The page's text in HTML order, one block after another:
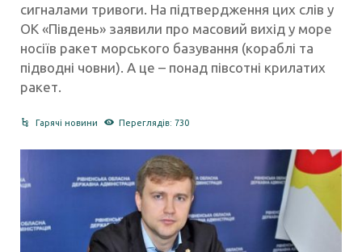
сигналами тривоги. На підтвердження цих слів у
ОК «Південь» заявили про масовий вихід у море
носіїв ракет морського базування (кораблі та
підводні човни). А це – понад півсотні крилатих
ракет.
Гарячі новини Переглядів: 730